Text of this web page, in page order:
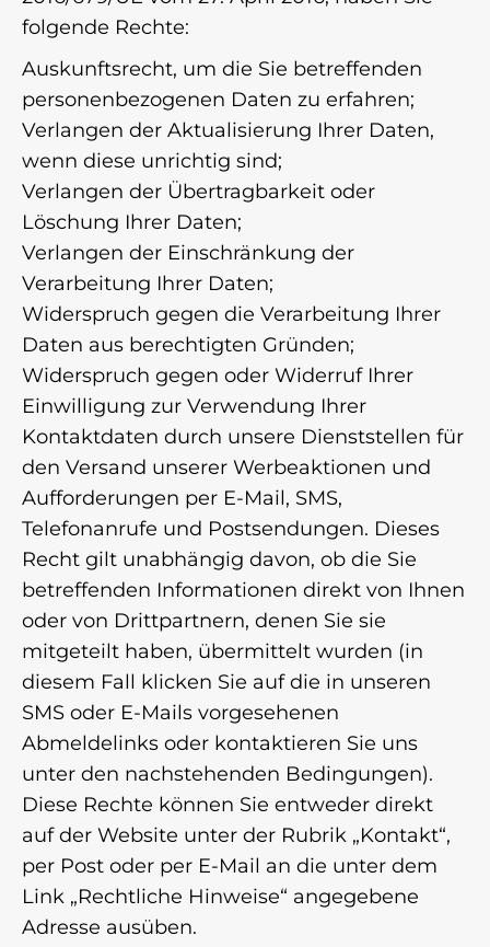
folgende Rechte:
Auskunftsrecht, um die Sie betreffenden
personenbezogenen Daten zu erfahren;
Verlangen der Aktualisierung Ihrer Daten,
wenn diese unrichtig sind;
Verlangen der Übertragbarkeit oder
Löschung Ihrer Daten;
Verlangen der Einschränkung der
Verarbeitung Ihrer Daten;
Widerspruch gegen die Verarbeitung Ihrer
Daten aus berechtigten Gründen;
Widerspruch gegen oder Widerruf Ihrer
Einwilligung zur Verwendung Ihrer
Kontaktdaten durch unsere Dienststellen für
den Versand unserer Werbeaktionen und
Aufforderungen per E-Mail, SMS,
Telefonanrufe und Postsendungen. Dieses
Recht gilt unabhängig davon, ob die Sie
betreffenden Informationen direkt von Ihnen
oder von Drittpartnern, denen Sie sie
mitgeteilt haben, übermittelt wurden (in
diesem Fall klicken Sie auf die in unseren
SMS oder E-Mails vorgesehenen
Abmeldelinks oder kontaktieren Sie uns
unter den nachstehenden Bedingungen).
Diese Rechte können Sie entweder direkt
auf der Website unter der Rubrik „Kontakt“,
per Post oder per E-Mail an die unter dem
Link „Rechtliche Hinweise“ angegebene
Adresse ausüben.